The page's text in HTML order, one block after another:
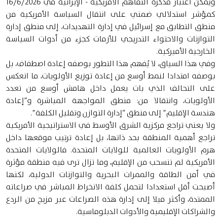
كمؤشر استدلالي ضمني على انتقال السياسة الأمريكية من
منطق التطابق مع إسرائيل في إدارة التهديدات، إلى منطق إدارة
التوازنات والاحتواء التدريجي للأزمات كجزء من أدوات السياسة
الخارجية الأميركية.
وفي هذا السياق، لا يُفهم هذا التطور بوصفه إعادة اصطفاف، بل
بوصفه امتدادا لنمط أوسع من إعادة توزيع الأولويات، ما انعكس
على التحالف الذي بات يعمل داخل هامش أوسع من تعدد
الأولويات، وانتقالا من: منطق المواجهة المباشرة و“إعادة
هندسة الإقليم” إلى منطق “إدارة التوازن وتقليل الكلفة”.
ولا يعني تراجع مركزية الشرق الأوسط في الاستراتيجية الأمريكية
تراجع أهمية المنطقة بحد ذاتها، بل إعادة ترتيب موقعها داخل
هرم الأولويات العالمية للولايات المتحدة. فالولايات المتحدة
الأمريكية لم تنسحب من الإقليم، وما تزال ترى فيه منطقة مؤثرة
في أمن الطاقة والممرات البحرية والتوازنات الدولية، لكنها
أصبحت أقل استعدادا لتحمل كلفة الانخراط المباشر في صراعاته
الممتدة، وأكثر ميلا إلى إدارة هذه الصراعات عبر مزيج من الردع
والشراكات الإقليمية والأدوات الدبلوماسية.